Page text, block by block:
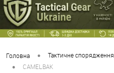
Головна • Тактичне спорядження
• CAMELBAK